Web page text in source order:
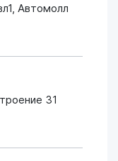
Автомолл
31